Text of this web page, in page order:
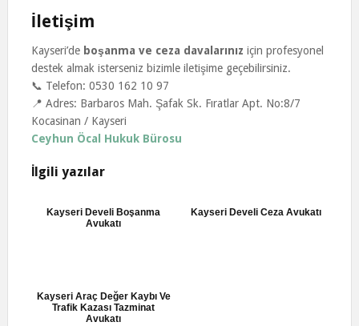
İletişim
Kayseri’de boşanma ve ceza davalarınız için profesyonel
destek almak isterseniz bizimle iletişime geçebilirsiniz.
📞 Telefon: 0530 162 10 97
📍 Adres: Barbaros Mah. Şafak Sk. Fıratlar Apt. No:8/7
Kocasinan / Kayseri
Ceyhun Öcal Hukuk Bürosu
İlgili yazılar
Kayseri Develi Boşanma
Avukatı
Kayseri Develi Ceza Avukatı
Kayseri Araç Değer Kaybı Ve
Trafik Kazası Tazminat
Avukatı